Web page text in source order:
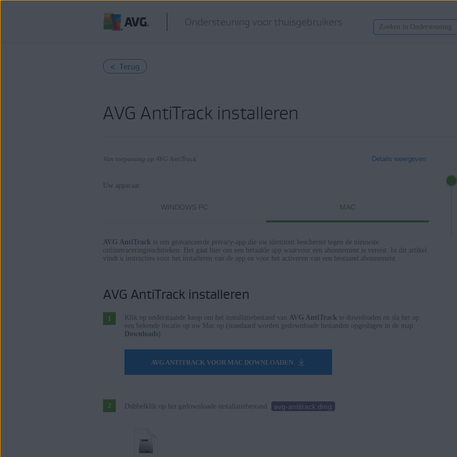
Ondersteuning voor thuisgebruikers
< Terug
AVG AntiTrack installeren
Van toepassing op AVG AntiTrack Details weergeven
Besturingssystemen:
Windows en macOS
Uw apparaat:
WINDOWS PC MAC
AVG AntiTrack is een geavanceerde privacy-app die uw identiteit beschermt tegen de nieuwste
onlinetraceringstechnieken. Het gaat hier om een betaalde app waarvoor een abonnement is vereist. In dit artikel
vindt u instructies voor het installeren van de app en voor het activeren van een bestaand abonnement.
AVG AntiTrack installeren
Klik op onderstaande knop om het installatiebestand van AVG AntiTrack te downloaden en sla het op
een bekende locatie op uw Mac op (standaard worden gedownloade bestanden opgeslagen in de map
Downloads).
AVG ANTITRACK VOOR MAC DOWNLOADEN
Dubbelklik op het gedownloade installatiebestand avg-antitrack.dmg .